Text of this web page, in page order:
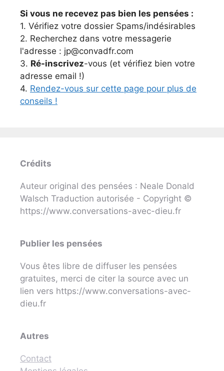
Si vous ne recevez pas bien les pensées :
1. Vérifiez votre dossier Spams/indésirables
2. Recherchez dans votre messagerie
l'adresse : jp@convadfr.com
3. Ré-inscrivez-vous (et vérifiez bien votre
adresse email !)
4. Rendez-vous sur cette page pour plus de
conseils !
Crédits
Auteur original des pensées : Neale Donald
Walsch Traduction autorisée - Copyright ©
https://www.conversations-avec-dieu.fr
Publier les pensées
Vous êtes libre de diffuser les pensées
gratuites, merci de citer la source avec un
lien vers https://www.conversations-avec-
dieu.fr
Autres
Contact